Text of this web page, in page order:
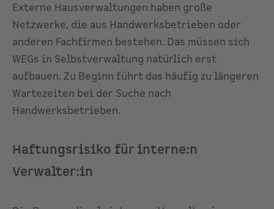
Externe Hausverwaltungen haben große
Netzwerke, die aus Handwerksbetrieben oder
anderen Fachfirmen bestehen. Das müssen sich
WEGs in Selbstverwaltung natürlich erst
aufbauen. Zu Beginn führt das häufig zu längeren
Wartezeiten bei der Suche nach
Handwerksbetrieben.
Haftungsrisiko für interne:n
Verwalter:in